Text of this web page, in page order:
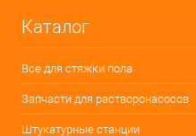
Каталог
Все для стяжки пола
Запчасти для растворонасосов
Штукатурные станции